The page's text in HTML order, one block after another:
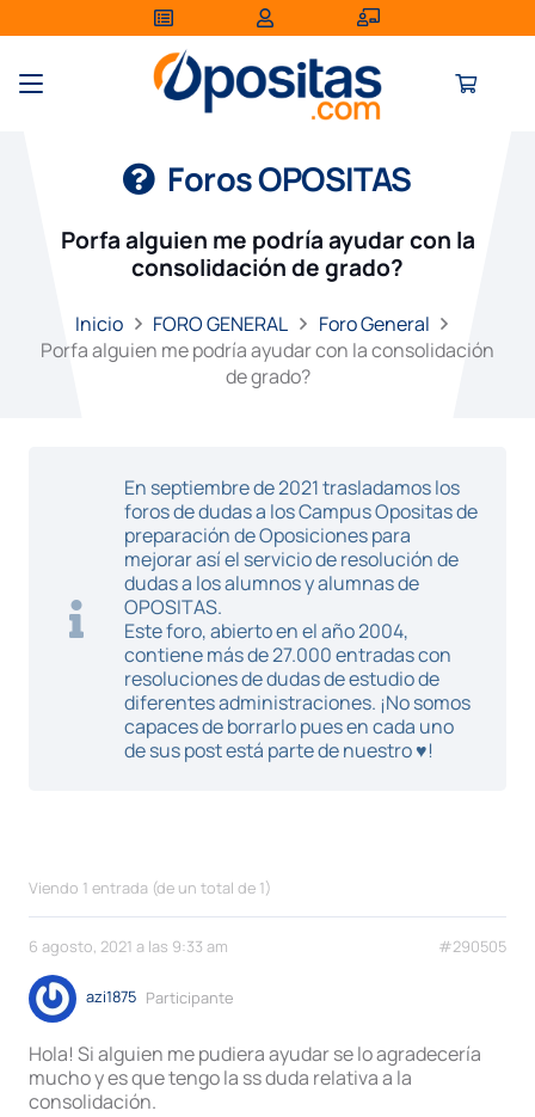
Foros OPOSITAS
Porfa alguien me podría ayudar con la
consolidación de grado?
Inicio FORO GENERAL
Foro General
Porfa alguien me podría ayudar con la consolidación
de grado?
En septiembre de 2021 trasladamos los
foros de dudas a los Campus Opositas de
preparación de Oposiciones para
mejorar así el servicio de resolución de
dudas a los alumnos y alumnas de
OPOSITAS.
Este foro, abierto en el año 2004,
contiene más de 27.000 entradas con
resoluciones de dudas de estudio de
diferentes administraciones. ¡No somos
capaces de borrarlo pues en cada uno
de sus post está parte de nuestro ♥!
Viendo 1 entrada (de un total de 1)
6 agosto, 2021 a las 9:33 am #290505
azi1875 Participante
Hola! Si alguien me pudiera ayudar se lo agradecería
mucho y es que tengo la ss duda relativa a la
consolidación.